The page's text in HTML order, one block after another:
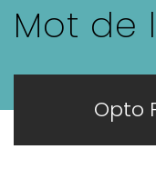
contenu
Mot de
Opto